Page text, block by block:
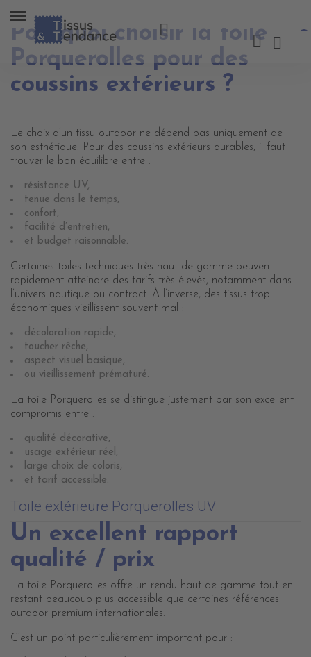
Pourquoi choisir la toile
Porquerolles pour des
coussins extérieurs ?
Le choix d’un tissu outdoor ne dépend pas uniquement de
son esthétique. Pour des coussins extérieurs durables, il faut
trouver le bon équilibre entre :
résistance UV,
tenue dans le temps,
confort,
facilité d’entretien,
et budget raisonnable.
Certaines toiles techniques très haut de gamme peuvent
rapidement atteindre des tarifs très élevés, notamment dans
l’univers nautique ou contract. À l’inverse, des tissus trop
économiques vieillissent souvent mal :
décoloration rapide,
toucher rêche,
aspect visuel basique,
ou vieillissement prématuré.
La toile Porquerolles se distingue justement par son excellent
compromis entre :
qualité décorative,
usage extérieur réel,
large choix de coloris,
et tarif accessible.
Toile extérieure Porquerolles UV
Un excellent rapport
qualité / prix
La toile Porquerolles offre un rendu haut de gamme tout en
restant beaucoup plus accessible que certaines références
outdoor premium internationales.
C’est un point particulièrement important pour :